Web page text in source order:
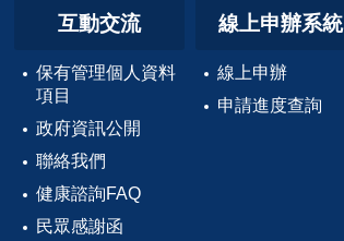
互動交流
保有管理個人資料
項目
政府資訊公開
聯絡我們
健康諮詢FAQ
民眾感謝函
線上申辦系統
線上申辦
申請進度查詢